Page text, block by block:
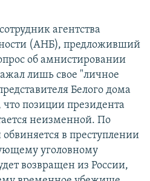
агентства
(АНБ), предложивший
об амнистировании
лишь свое "личное
Белого дома
позиции президента
неизменной. По
в преступлении
уголовному
возвращен из России,